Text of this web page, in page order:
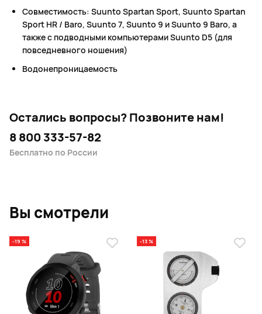
Совместимость: Suunto Spartan Sport, Suunto Spartan
Sport HR / Baro, Suunto 7, Suunto 9 и Suunto 9 Baro, а
также с подводными компьютерами Suunto D5 (для
повседневного ношения)
Водонепроницаемость
Остались вопросы?Позвоните нам!
8 800 333-57-82
Бесплатно по России
Вы смотрели
-19 % -13 %